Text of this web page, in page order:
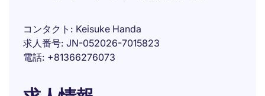
コンタクト
Keisuke Handa
求人番号 JN-052026-7015823
電話 +81366276073